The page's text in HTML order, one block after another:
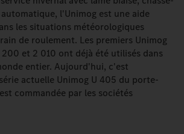
l'Unimog est une aide
les situations météorologiques
de roulement. Les premiers Unimog
200 et 2 010 ont déjà été utilisés dans
entier. Aujourd'hui, c'est
actuelle Unimog U 405 du porte-
commandée par les sociétés